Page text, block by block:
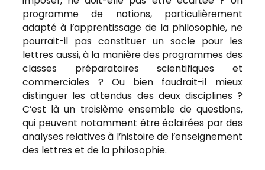
programme de notions, particulièrement
adapté à l’apprentissage de la philosophie, ne
pourrait-il pas constituer un socle pour les
lettres aussi, à la manière des programmes des
classes préparatoires scientifiques et
commerciales ? Ou bien faudrait-il mieux
distinguer les attendus des deux disciplines ?
C’est là un troisième ensemble de questions,
qui peuvent notamment être éclairées par des
analyses relatives à l’histoire de l’enseignement
des lettres et de la philosophie.